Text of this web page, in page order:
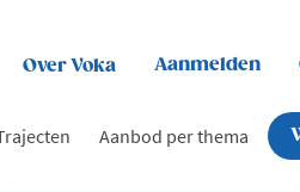
Over Voka Aanmelden
Aanbod per thema